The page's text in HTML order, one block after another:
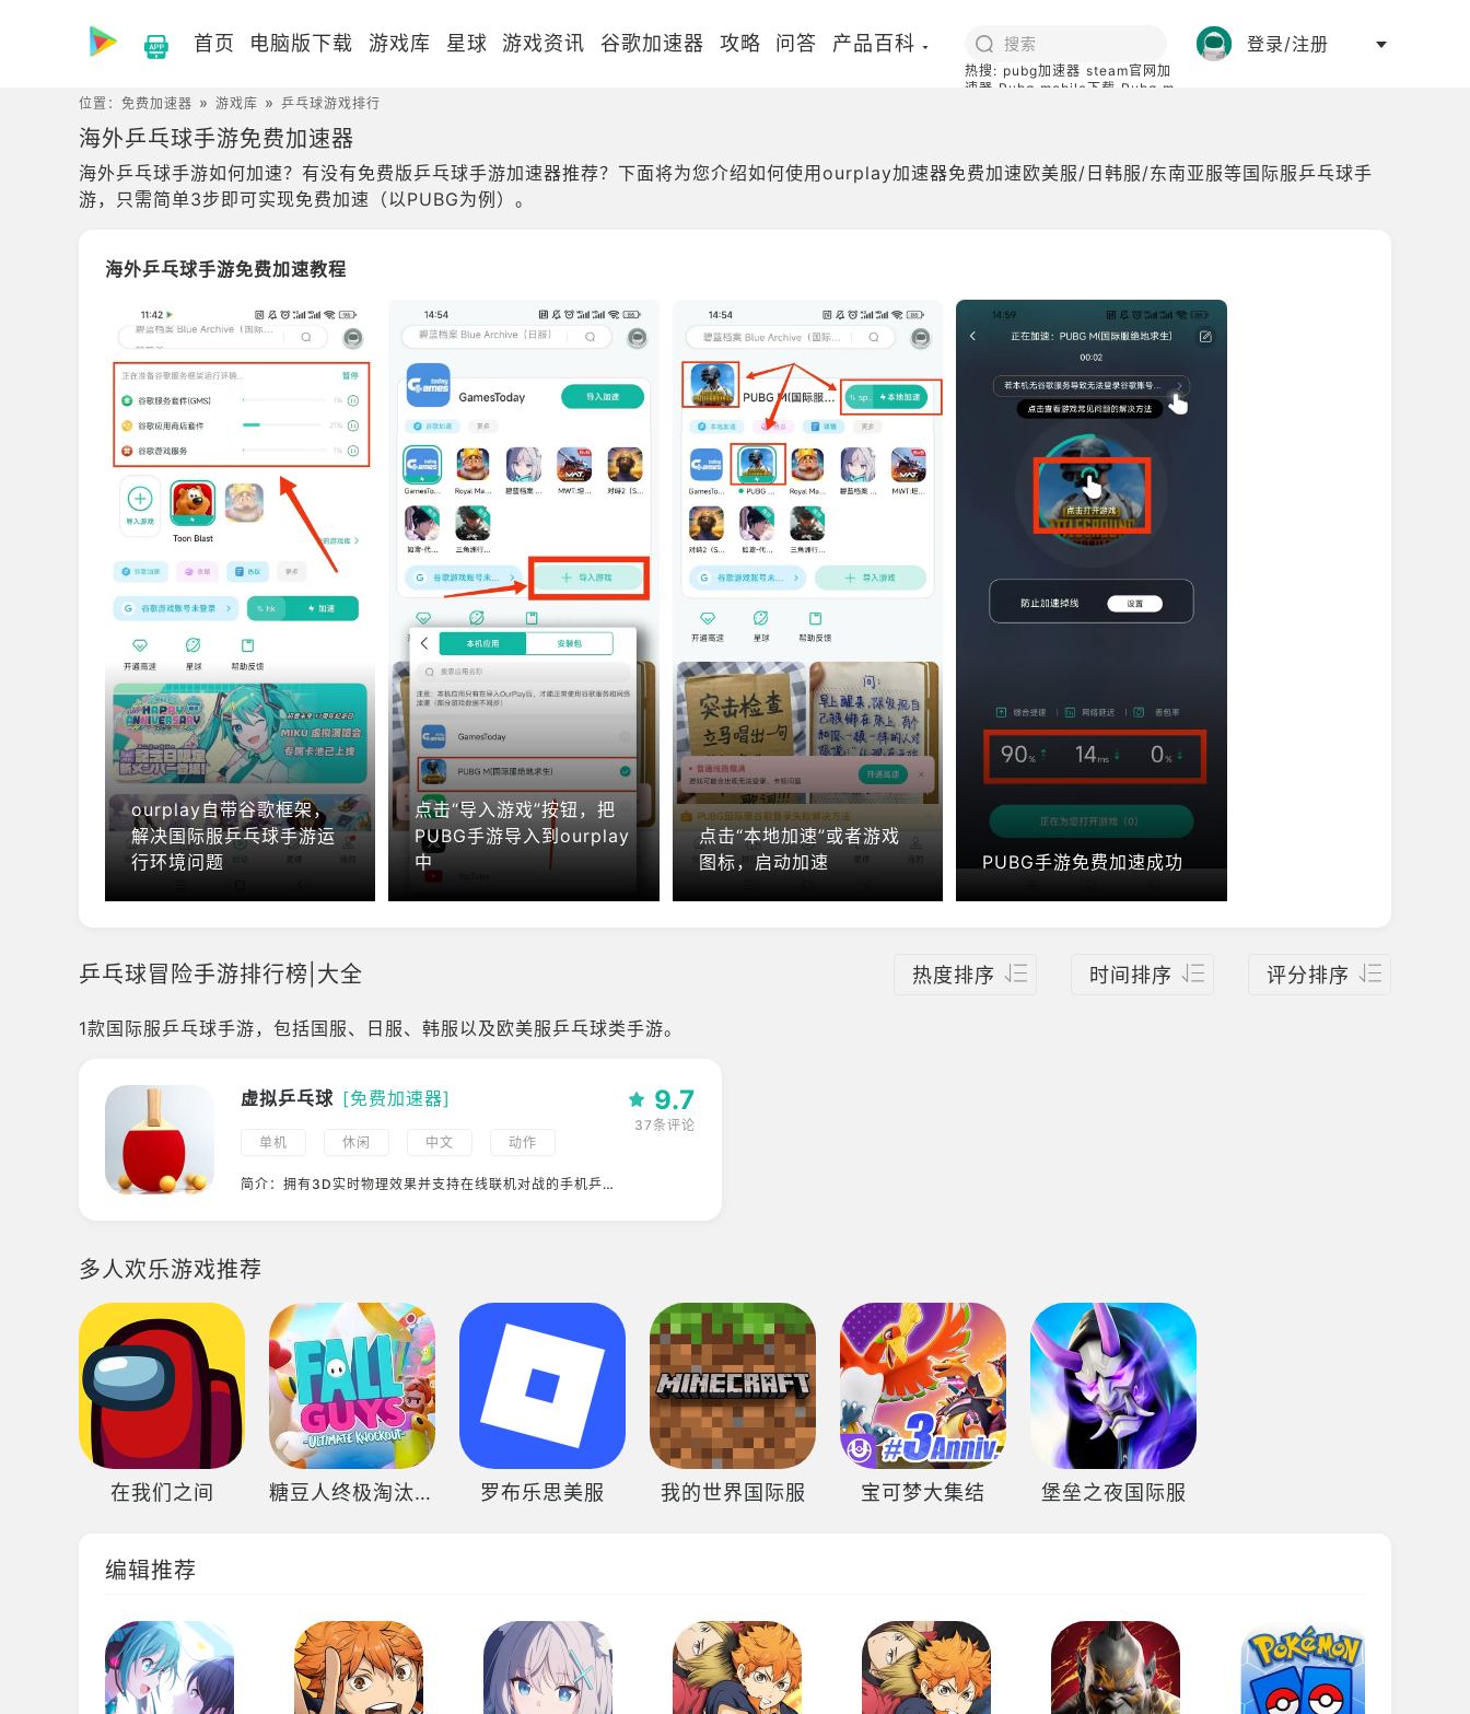
首页 电脑版下载 游戏库 星球 游戏资讯 谷歌加速器 攻略 问答 产品百科
热搜: pubg加速器 steam官网加
速器 Pubg mobile下载 Pubg m
登录/注册
位置： 免费加速器 游戏库 乒乓球游戏排行
海外乒乓球手游免费加速器
海外乒乓球手游如何加速？有没有免费版乒乓球手游加速器推荐？下面将为您介绍如何使用ourplay加速器免费加速欧美服/日韩服/东南亚服等国际服乒乓球手
游，只需简单3步即可实现免费加速（以PUBG为例）。
海外乒乓球手游免费加速教程
ourplay自带谷歌框架，
解决国际服乒乓球手游运
行环境问题
点击“导入游戏”按钮，把
PUBG手游导入到ourplay
中
点击“本地加速”或者游戏
图标，启动加速
PUBG手游免费加速成功
乒乓球冒险手游排行榜|大全 热度排序 时间排序 评分排序
1款国际服乒乓球手游，包括国服、日服、韩服以及欧美服乒乓球类手游。
虚拟乒乓球 [免费加速器]
单机 休闲 中文 动作
联机 模拟 多人 对战
简介：拥有3D实时物理效果并支持在线联机对战的手机乒乓
9.7
37条评论
多人欢乐游戏推荐
在我们之间 糖豆人终极淘汰赛国际服 罗布乐思美服 我的世界国际服 宝可梦大集结 堡垒之夜国际服
编辑推荐